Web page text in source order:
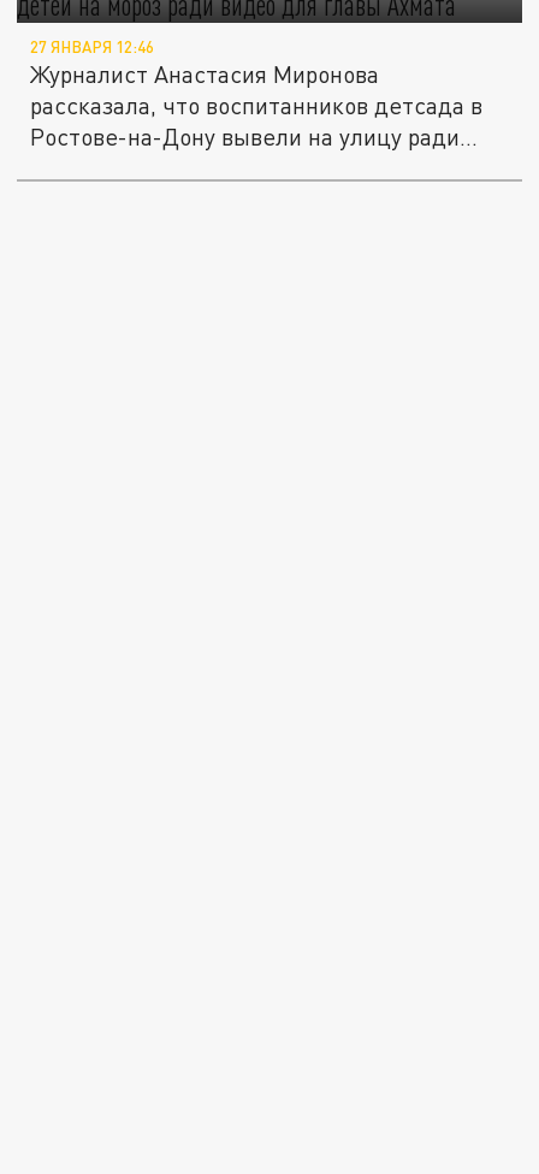
27 ЯНВАРЯ 12:46
Журналист Анастасия Миронова
рассказала, что воспитанников детсада в
Ростове-на-Дону вывели на улицу ради...